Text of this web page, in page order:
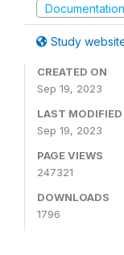
Study
CREATED ON
Sep 19, 2023
LAST MODIFIED
Sep 19, 2023
PAGE VIEWS
247321
DOWNLOADS
1796